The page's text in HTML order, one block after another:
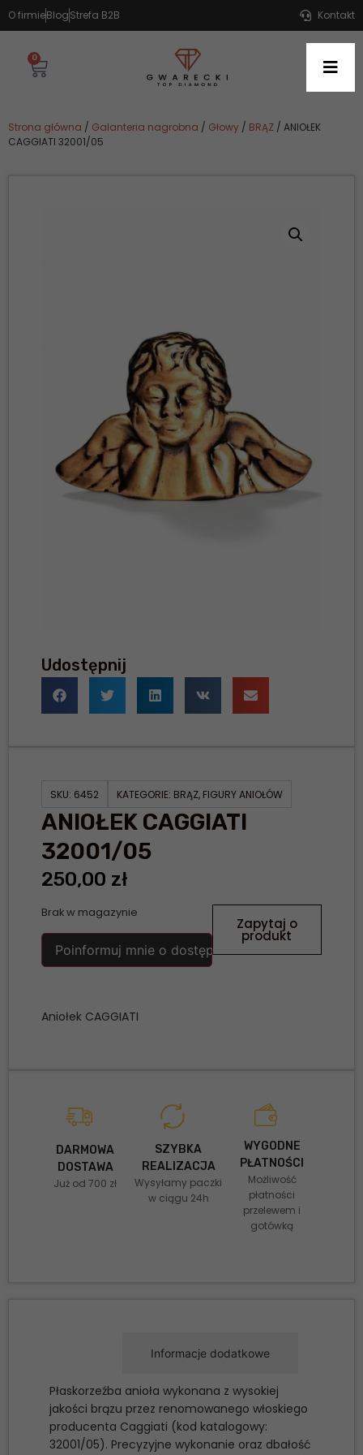
O firmieBlogStrefa B2B Kontakt
0
Strona główna / Galanteria nagrobna / Głowy / BRĄZ / ANIOŁEK
CAGGIATI 32001/05
Udostępnij
SKU: 6452 KATEGORIE: BRĄZ, FIGURY ANIOŁÓW
ANIOŁEK CAGGIATI
32001/05
250,00 zł
Brak w magazynie
Poinformuj mnie o dostępności
Zapytaj o
produkt
Aniołek CAGGIATI
DARMOWA
DOSTAWA
Już od 700 zł
SZYBKA
REALIZACJA
Wysyłamy paczki
w ciągu 24h
WYGODNE
PŁATNOŚCI
Możliwość
płatności
przelewem i
gotówką
Informacje dodatkowe
Płaskorzeźba anioła wykonana z wysokiej
jakości brązu przez renomowanego włoskiego
producenta Caggiati (kod katalogowy:
32001/05). Precyzyjne wykonanie oraz dbałość